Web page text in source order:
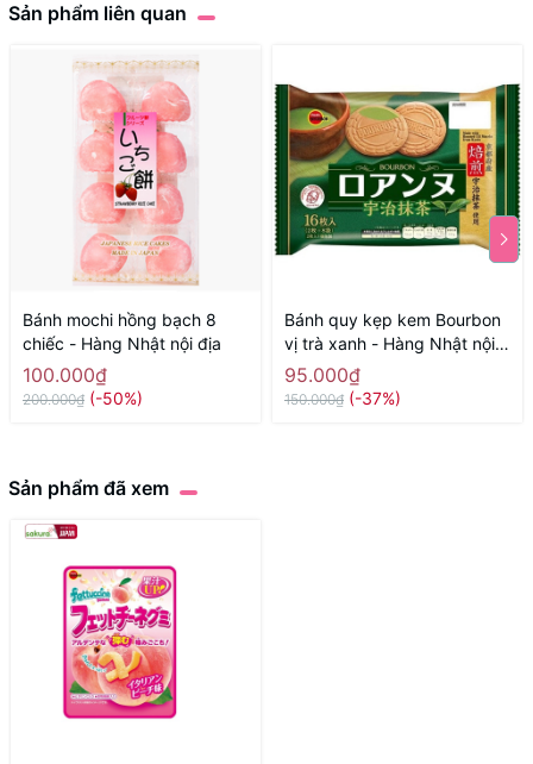
Sản phẩm liên quan
Bánh mochi hồng bạch 8
chiếc - Hàng Nhật nội địa
100.000₫
200.000₫ (-50%)
Bánh quy kẹp kem Bourbon
vị trà xanh - Hàng Nhật nội
địa
95.000₫
150.000₫ (-37%)
Sản phẩm đã xem